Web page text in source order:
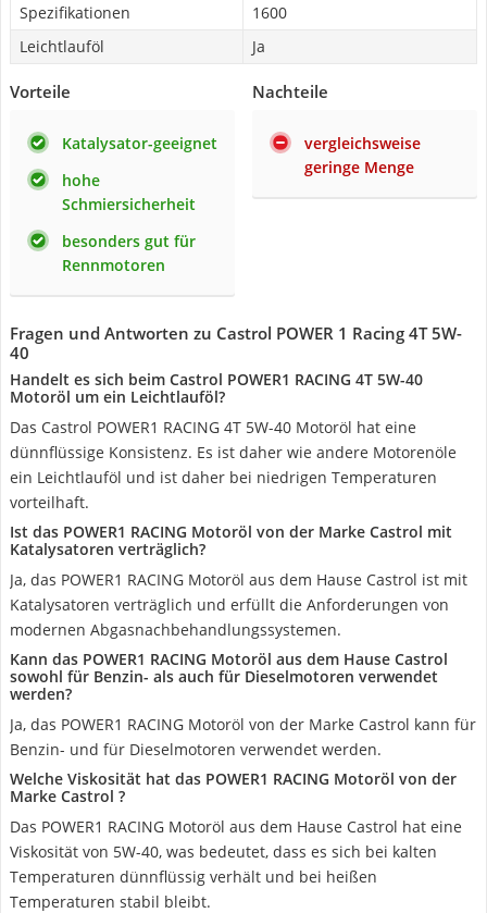
Spezifikationen
1600
Leichtlauföl
Ja
Vorteile
Katalysator-geeignet
hohe
Schmiersicherheit
besonders gut für
Rennmotoren
Nachteile
vergleichsweise
geringe Menge
Fragen und Antworten zu Castrol POWER 1 Racing 4T 5W-
40
Handelt es sich beim Castrol POWER1 RACING 4T 5W-40
Motoröl um ein Leichtlauföl?
Das Castrol POWER1 RACING 4T 5W-40 Motoröl hat eine
dünnflüssige Konsistenz. Es ist daher wie andere Motorenöle
ein Leichtlauföl und ist daher bei niedrigen Temperaturen
vorteilhaft.
Ist das POWER1 RACING Motoröl von der Marke Castrol mit
Katalysatoren verträglich?
Ja, das POWER1 RACING Motoröl aus dem Hause Castrol ist mit
Katalysatoren verträglich und erfüllt die Anforderungen von
modernen Abgasnachbehandlungssystemen.
Kann das POWER1 RACING Motoröl aus dem Hause Castrol
sowohl für Benzin- als auch für Dieselmotoren verwendet
werden?
Ja, das POWER1 RACING Motoröl von der Marke Castrol kann für
Benzin- und für Dieselmotoren verwendet werden.
Welche Viskosität hat das POWER1 RACING Motoröl von der
Marke Castrol ?
Das POWER1 RACING Motoröl aus dem Hause Castrol hat eine
Viskosität von 5W-40, was bedeutet, dass es sich bei kalten
Temperaturen dünnflüssig verhält und bei heißen
Temperaturen stabil bleibt.